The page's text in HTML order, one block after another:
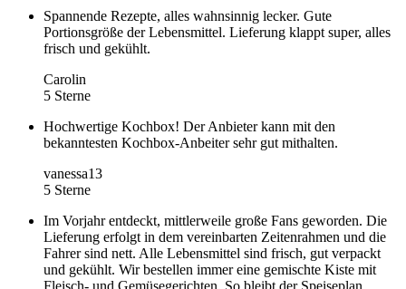
Spannende Rezepte, alles wahnsinnig lecker. Gute
Portionsgröße der Lebensmittel. Lieferung klappt super, alles
frisch und gekühlt.
Carolin
5 Sterne
Hochwertige Kochbox! Der Anbieter kann mit den
bekanntesten Kochbox-Anbeiter sehr gut mithalten.
vanessa13
5 Sterne
Im Vorjahr entdeckt, mittlerweile große Fans geworden. Die
Lieferung erfolgt in dem vereinbarten Zeitenrahmen und die
Fahrer sind nett. Alle Lebensmittel sind frisch, gut verpackt
und gekühlt. Wir bestellen immer eine gemischte Kiste mit